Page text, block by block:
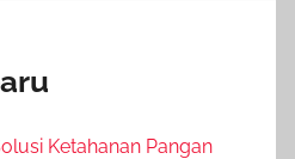
Ketahanan Pangan